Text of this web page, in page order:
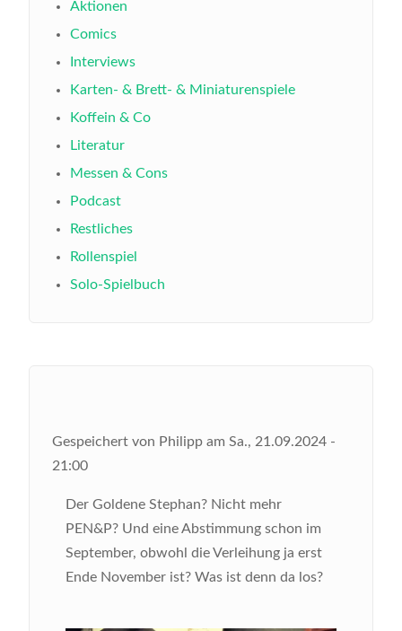
Aktionen
Comics
Interviews
Karten- & Brett- & Miniaturenspiele
Koffein & Co
Literatur
Messen & Cons
Podcast
Restliches
Rollenspiel
Solo-Spielbuch
Gespeichert von Philipp am Sa., 21.09.2024 -
21:00
Der Goldene Stephan? Nicht mehr
PEN&P? Und eine Abstimmung schon im
September, obwohl die Verleihung ja erst
Ende November ist? Was ist denn da los?